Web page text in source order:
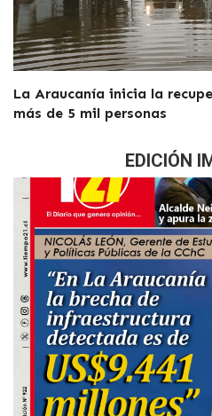
La Araucanía inicia la
más de 5 mil personas
EDICIÓN